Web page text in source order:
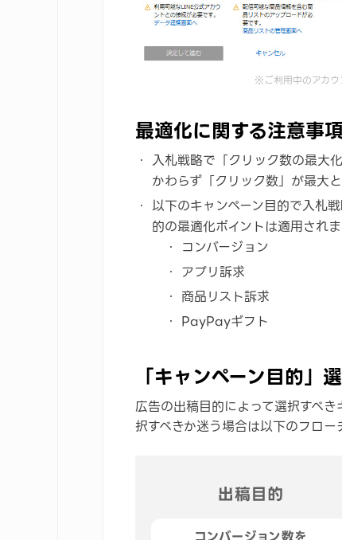
※ご利用中のアカウ
最適化に関する注意事項
入札戦略で「クリック数の最大
かわらず「クリック数」が最大
以下のキャンペーン目的で入札
的の最適化ポイントは適用されま
コンバージョン
アプリ訴求
商品リスト訴求
PayPayギフト
「キャンペーン目的」
広告の出稿目的によって選択すべ
択すべきか迷う場合は以下のフロー